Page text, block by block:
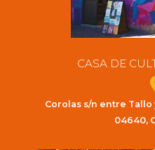
CASA DE
Corolas s/n entre Tallo
04640,